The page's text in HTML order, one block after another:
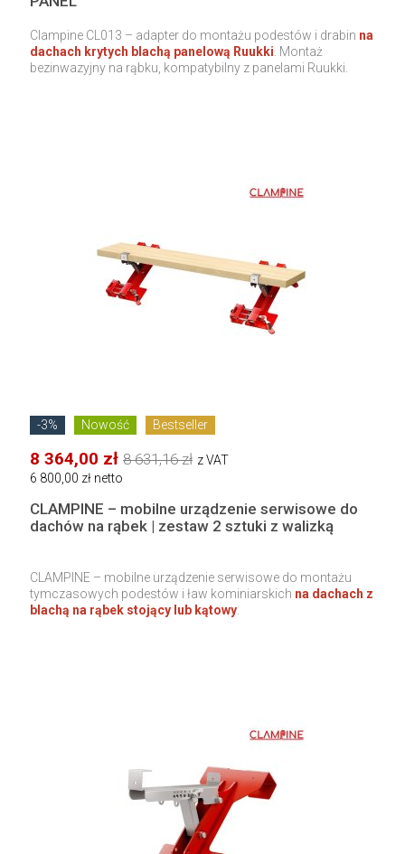
Clampine CL013 – adapter do montażu podestów i drabin na
dachach krytych blachą panelową Ruukki. Montaż
bezinwazyjny na rąbku, kompatybilny z panelami Ruukki.
-3% Nowość Bestseller
8 364,00 zł 8 631,16 zł z VAT
6 800,00 zł netto
CLAMPINE – mobilne urządzenie serwisowe do
dachów na rąbek | zestaw 2 sztuki z walizką
CLAMPINE – mobilne urządzenie serwisowe do montażu
tymczasowych podestów i ław kominiarskich na dachach z
blachą na rąbek stojący lub kątowy.